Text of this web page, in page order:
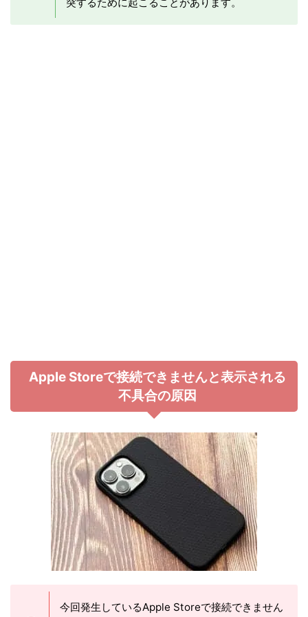
Apple Storeで接続できませんと表示される
不具合の原因
今回発生しているApple Storeで接続できません